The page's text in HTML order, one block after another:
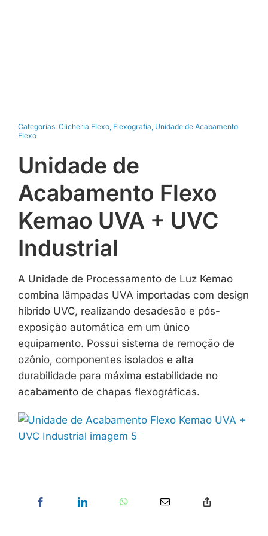
Categorias: Clicheria Flexo, Flexografia Unidade de Acabamento
Flexo
Unidade de
Acabamento Flexo
Kemao UVA + UVC
Industrial
A Unidade de Processamento de Luz Kemao
combina lâmpadas UVA importadas com design
híbrido UVC, realizando desadesão e pós-
exposição automática em um único
equipamento. Possui sistema de remoção de
ozônio, componentes isolados e alta
durabilidade para máxima estabilidade no
acabamento de chapas flexográficas.